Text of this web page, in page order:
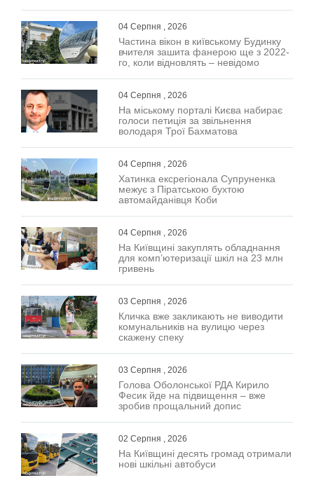
04 Серпня , 2026
Частина вікон в київському Будинку
вчителя зашита фанерою ще з 2022-
го, коли відновлять – невідомо
04 Серпня , 2026
На міському порталі Києва набирає
голоси петиція за звільнення
володаря Трої Бахматова
04 Серпня , 2026
Хатинка ексрегіонала Супруненка
межує з Піратською бухтою
автомайданівця Коби
04 Серпня , 2026
На Київщині закуплять обладнання
для комп’ютеризації шкіл на 23 млн
гривень
03 Серпня , 2026
Кличка вже закликають не виводити
комунальників на вулицю через
скажену спеку
03 Серпня , 2026
Голова Оболонської РДА Кирило
Фесик йде на підвищення – вже
зробив прощальний допис
02 Серпня , 2026
На Київщині десять громад отримали
нові шкільні автобуси